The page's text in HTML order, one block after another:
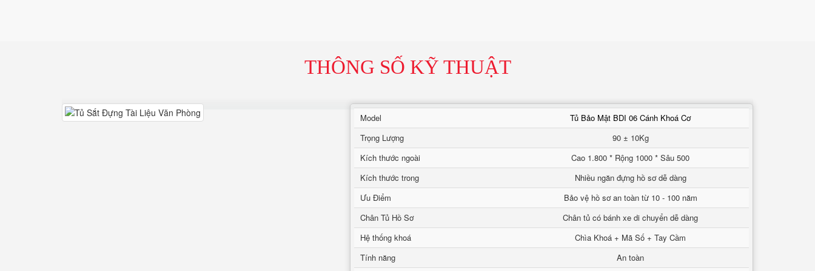
THÔNG SỐ KỸ THUẬT
Model
Tủ Bảo Mật BDI 06 Cánh Khoá Cơ
Trọng Lượng
90 ± 10Kg
Kích thước ngoài
Cao 1.800 * Rộng 1000 * Sâu 500
Kích thước trong
Nhiều ngăn đựng hồ sơ dễ dàng
Ưu Điểm
Bảo vệ hồ sơ an toàn từ 10 - 100 năm
Chân Tủ Hồ Sơ
Chân tủ có bánh xe di chuyển dễ dàng
Hệ thống khoá
Chìa Khoá + Mã Số + Tay Cầm
Tính năng
An toàn